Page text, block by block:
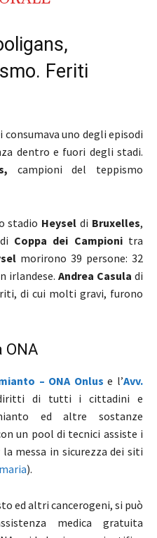
Feriti
uno degli episodi
dentro e fuori degli stadi.
campioni del teppismo
stadio Heysel di Bruxelles,
Coppa dei Campionitra
morirono 39 persone: 32
irlandese. Andrea Casula di
di cui molti gravi, furono
ONA
– ONA Onlus e l’Avv.
di tutti i cittadini e
ed altre sostanze
un pool di tecnici assiste i
messa in sicurezza dei siti
).
ed altri cancerogeni, si può
medica gratuita